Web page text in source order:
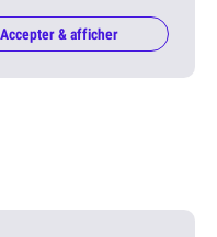
Accepter & afficher